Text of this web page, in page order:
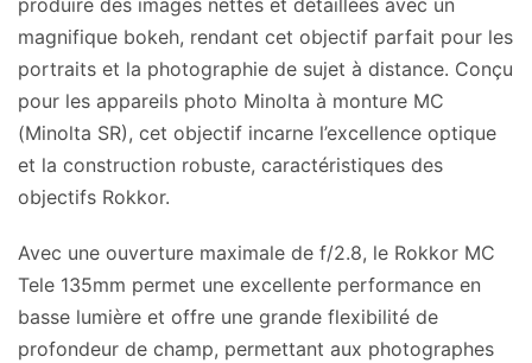
magnifique bokeh, rendant cet objectif parfait pour les
portraits et la photographie de sujet à distance. Conçu
pour les appareils photo Minolta à monture MC
(Minolta SR), cet objectif incarne l’excellence optique
et la construction robuste, caractéristiques des
objectifs Rokkor.
Avec une ouverture maximale de f/2.8, le Rokkor MC
Tele 135mm permet une excellente performance en
basse lumière et offre une grande flexibilité de
profondeur de champ, permettant aux photographes